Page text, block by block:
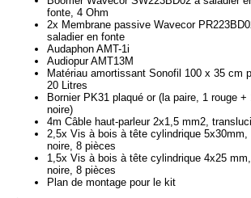
fonte, 4 Ohm
2x Membrane passive Wavecor
saladier en fonte
Audaphon AMT-1i
Audiopur AMT13M
Matériau amortissant Sonofil 100 x 35 cm
20 Litres
Bornier PK31 plaqué or (la paire, 1 rouge +
noire)
4m Câble haut-parleur 2x1,5 mm2,
2,5x Vis à bois à tête cylindrique 5x30mm,
noire, 8 pièces
1,5x Vis à bois à tête cylindrique 4x25 mm,
noire, 8 pièces
Plan de montage pour le kit